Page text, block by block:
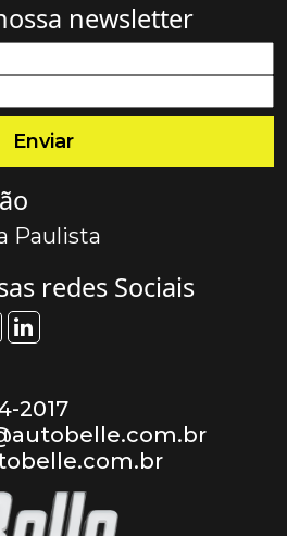
newsletter
Paulista
redes Sociais
2017